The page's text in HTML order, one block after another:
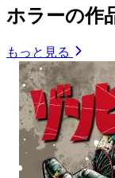
ホラーの作
もっと見る